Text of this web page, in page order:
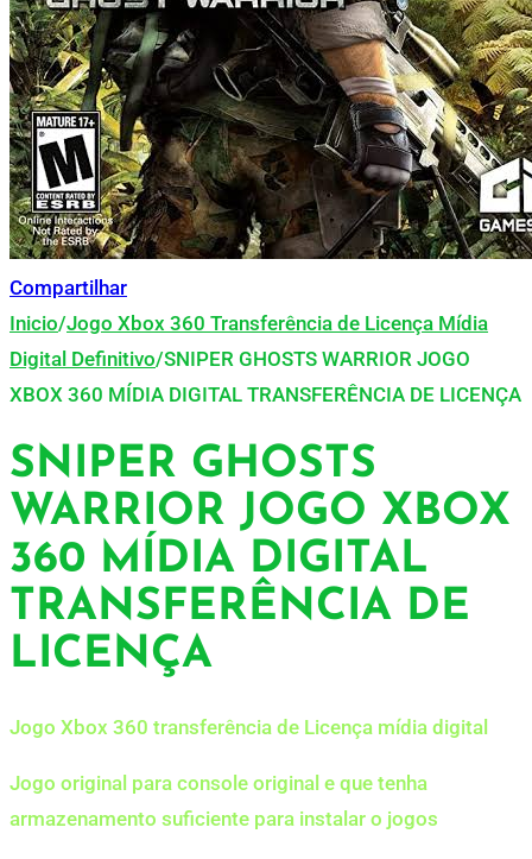
Compartilhar
Inicio/Jogo Xbox 360 Transferência de Licença Mídia
Digital Definitivo/SNIPER GHOSTS WARRIOR JOGO
XBOX 360 MÍDIA DIGITAL TRANSFERÊNCIA DE LICENÇA
SNIPER GHOSTS
WARRIOR JOGO XBOX
360 MÍDIA DIGITAL
TRANSFERÊNCIA DE
LICENÇA
Jogo Xbox 360 transferência de Licença mídia digital
Jogo original para console original e que tenha
armazenamento suficiente para instalar o jogos